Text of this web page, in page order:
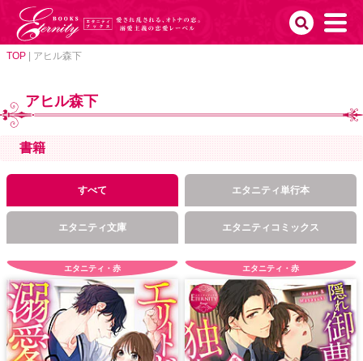
TOP アヒル森下
アヒル森下
書籍
すべて エタニティ単行本
エタニティ文庫 エタニティコミックス
エタニティ・赤 エタニティ・赤